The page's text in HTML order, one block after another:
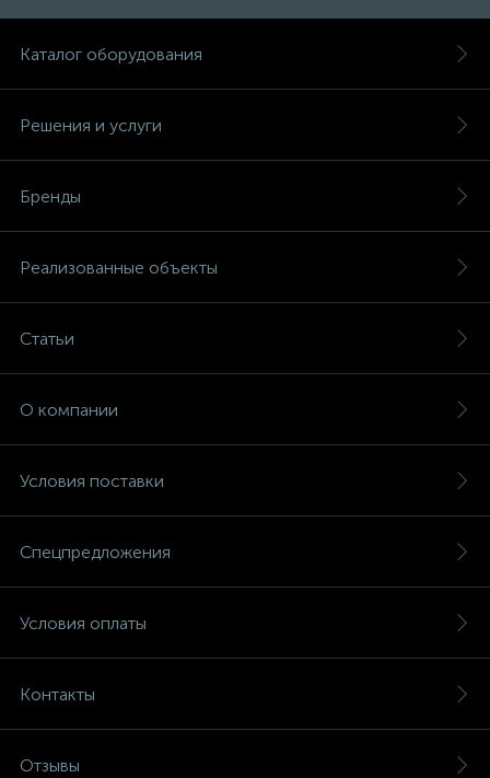
Каталог оборудования
Решения и услуги
Бренды
Реализованные объекты
Статьи
О компании
Условия поставки
Спецпредложения
Условия оплаты
Контакты
Отзывы